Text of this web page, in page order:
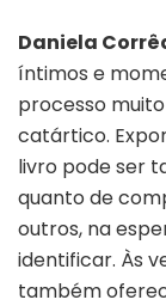
Daniela
íntimos e
processo
catártico.
livro pode ser
quanto de
outros, na
identificar. Às
também